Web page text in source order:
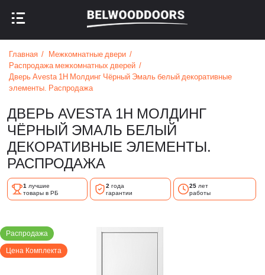
НАЗАД В МЕНЮ
НАЗАД В МЕНЮ
Главная
Межкомнатные двери
Распродажа межкомнатных дверей
Дверь Avesta 1H Молдинг Чёрный Эмаль белый декоративные
элементы. Распродажа
ДВЕРЬ AVESTA 1H МОЛДИНГ
ЧЁРНЫЙ ЭМАЛЬ БЕЛЫЙ
ДЕКОРАТИВНЫЕ ЭЛЕМЕНТЫ.
РАСПРОДАЖА
1 лучшие
товары в РБ
2 года
гарантии
25лет
работы
Распродажа
Цена Комплекта